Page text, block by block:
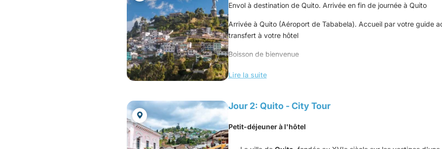
Envol à destination de Quito. Arrivée en fin de journée à Quito
Arrivée à Quito (Aéroport de Tababela). Accueil par votre guide
transfert à votre hôtel
Boisson de bienvenue
Installation dans vos chambres
Nuit à l'hôtel
Lire la suite
Jour 2: Quito - City Tour
Petit-déjeuner à l'hôtel